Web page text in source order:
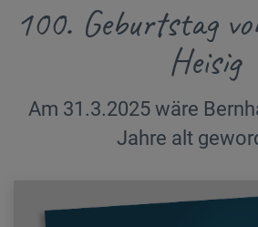
100. Geburtstag
Heisig
Am 31.3.2025 wäre
Jahre alt